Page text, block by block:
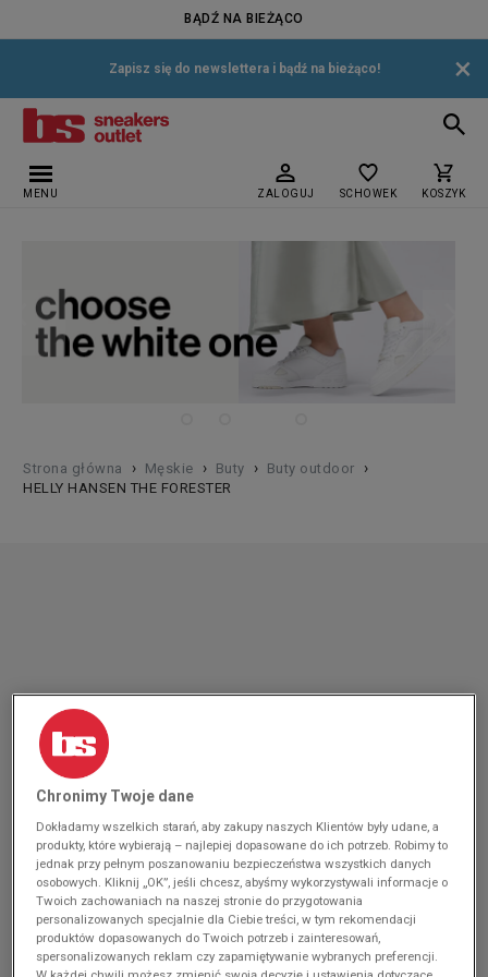
BĄDŹ NA BIEŻĄCO
Zapisz się do newslettera i bądź na bieżąco! ×
MENU ZALOGUJ SCHOWEK KOSZYK
Strona główna › Męskie › Buty › Buty outdoor ›
HELLY HANSEN THE FORESTER
Chronimy Twoje dane
Dokładamy wszelkich starań, aby zakupy naszych Klientów były udane, a
produkty, które wybierają – najlepiej dopasowane do ich potrzeb. Robimy to
jednak przy pełnym poszanowaniu bezpieczeństwa wszystkich danych
osobowych. Kliknij „OK”, jeśli chcesz, abyśmy wykorzystywali informacje o
Twoich zachowaniach na naszej stronie do przygotowania
personalizowanych specjalnie dla Ciebie treści, w tym rekomendacji
produktów dopasowanych do Twoich potrzeb i zainteresowań,
spersonalizowanych reklam czy zapamiętywanie wybranych preferencji.